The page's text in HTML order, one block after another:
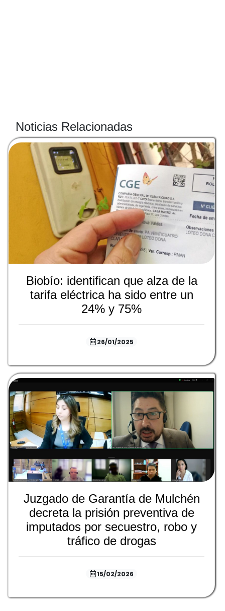
Noticias Relacionadas
Biobío: identifican que alza de la
tarifa eléctrica ha sido entre un
24% y 75%
26/01/2025
Juzgado de Garantía de Mulchén
decreta la prisión preventiva de
imputados por secuestro, robo y
tráfico de drogas
15/02/2026